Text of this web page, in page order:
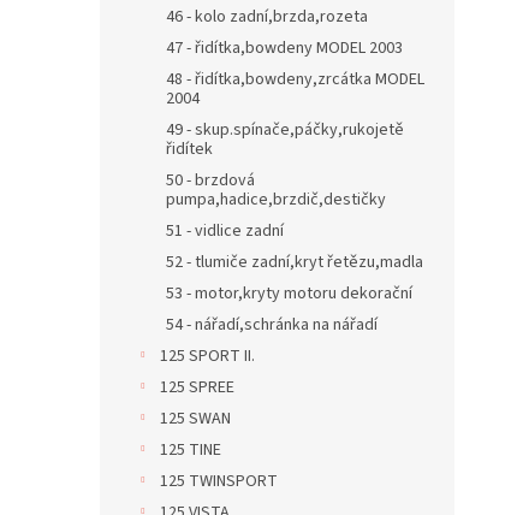
46 - kolo zadní,brzda,rozeta
47 - řidítka,bowdeny MODEL 2003
48 - řidítka,bowdeny,zrcátka MODEL
2004
49 - skup.spínače,páčky,rukojetě
řidítek
50 - brzdová
pumpa,hadice,brzdič,destičky
51 - vidlice zadní
52 - tlumiče zadní,kryt řetězu,madla
53 - motor,kryty motoru dekorační
54 - nářadí,schránka na nářadí
125 SPORT II.
125 SPREE
125 SWAN
125 TINE
125 TWINSPORT